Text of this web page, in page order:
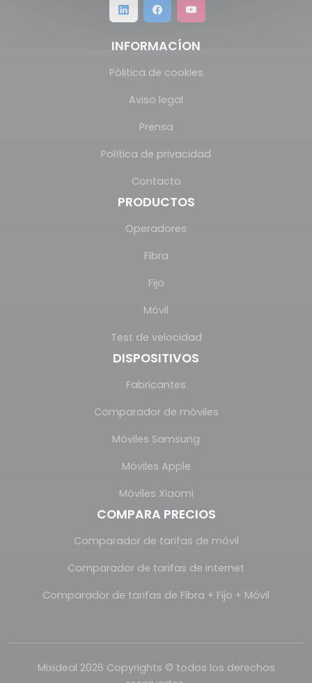
INFORMACÍON
Pólitica de cookies
Aviso legal
Prensa
Política de privacidad
Contacto
PRODUCTOS
Operadores
Fibra
Fijo
Móvil
Test de velocidad
DISPOSITIVOS
Fabricantes
Comparador de móviles
Móviles Samsung
Móviles Apple
Móviles Xiaomi
COMPARA PRECIOS
Comparador de tarifas de móvil
Comparador de tarifas de internet
Comparador de tarifas de Fibra + Fijo + Móvil
Mixideal 2026 Copyrights © todos los derechos